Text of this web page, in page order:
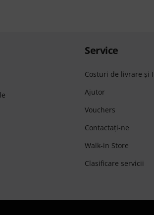
Service
Costuri de livrare şi
Ajutor
Vouchers
Contactaţi-ne
Walk-in Store
Clasificare servicii